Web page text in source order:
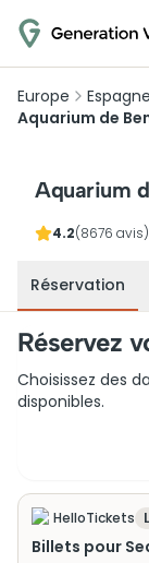
Europe Espagne
Aquarium de
Aquarium
4.2(8676 avis)
Réservation
Réservez
Choisissez des
disponibles.
HelloTickets
Billets pour